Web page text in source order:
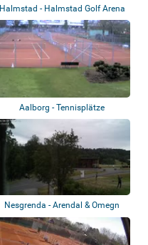
Halmstad - Halmstad Golf Arena
Aalborg - Tennisplätze
Nesgrenda - Arendal & Omegn
Golfklubb